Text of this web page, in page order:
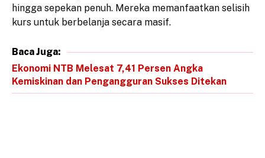
hingga sepekan penuh. Mereka memanfaatkan selisih
kurs untuk berbelanja secara masif.
Baca Juga:
Ekonomi NTB Melesat 7,41 Persen Angka
Kemiskinan dan Pengangguran Sukses Ditekan